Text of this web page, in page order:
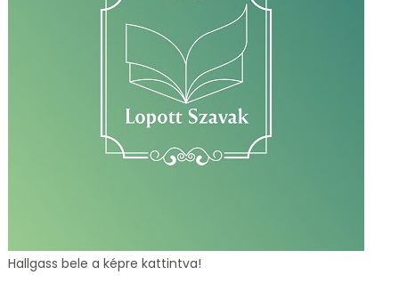
Hallgass bele a képre kattintva!